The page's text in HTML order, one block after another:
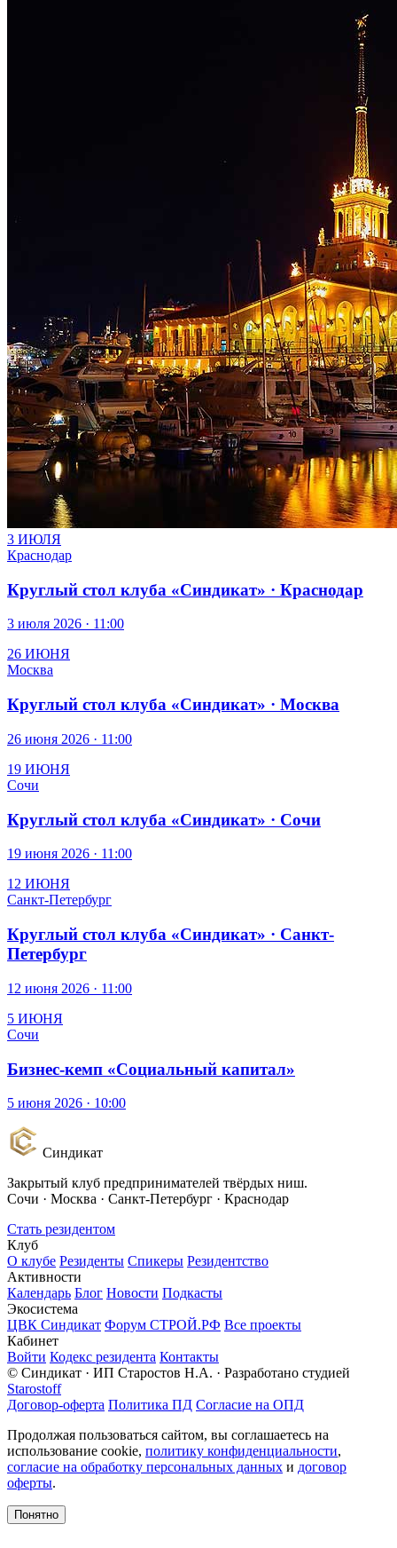
3 ИЮЛЯ
Краснодар
Круглый стол клуба «Синдикат» · Краснодар
3 июля 2026 · 11:00
26 ИЮНЯ
Москва
Круглый стол клуба «Синдикат» · Москва
26 июня 2026 · 11:00
19 ИЮНЯ
Сочи
Круглый стол клуба «Синдикат» · Сочи
19 июня 2026 · 11:00
12 ИЮНЯ
Санкт-Петербург
Круглый стол клуба «Синдикат» · Санкт-
Петербург
12 июня 2026 · 11:00
5 ИЮНЯ
Сочи
Бизнес-кемп «Социальный капитал»
5 июня 2026 · 10:00
Синдикат
Закрытый клуб предпринимателей твёрдых ниш.
Сочи · Москва · Санкт-Петербург · Краснодар
Стать резидентом
Клуб
О клубе Резиденты Спикеры Резидентство
Активности
Календарь Блог Новости Подкасты
Экосистема
ЦВК Синдикат Форум СТРОЙ.РФ Все проекты
Кабинет
Войти Кодекс резидента Контакты
© Синдикат · ИП Старостов Н.А. · Разработано студией
Starostoff
Договор-оферта Политика ПД Согласие на ОПД
Продолжая пользоваться сайтом, вы соглашаетесь на
использование cookie, политику конфиденциальности,
согласие на обработку персональных данных и договор
оферты.
Понятно